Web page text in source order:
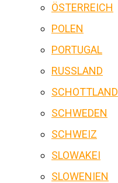
ÖSTERREICH
POLEN
PORTUGAL
RUSSLAND
SCHOTTLAND
SCHWEDEN
SCHWEIZ
SLOWAKEI
SLOWENIEN